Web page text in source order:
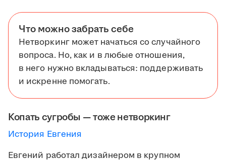
Что можно забрать себе
Нетворкинг может начаться со случайного
вопроса. Но, как и в любые отношения,
в него нужно вкладываться: поддерживать
и искренне помогать.
Копать сугробы — тоже нетворкинг
История Евгения
Евгений работал дизайнером в крупном